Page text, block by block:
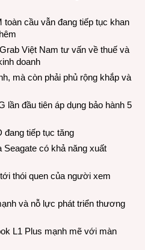
cầu vẫn đang tiếp tục khan
Việt Nam tư vấn về thuế và
doanh
mà còn phải phủ rộng khắp và
lần đầu tiên áp dụng bảo hành 5
đang tiếp tục tăng
có khả năng xuất
thói quen của người xem
và nỗ lực phát triển thương
L1 Plus mạnh mẽ với màn